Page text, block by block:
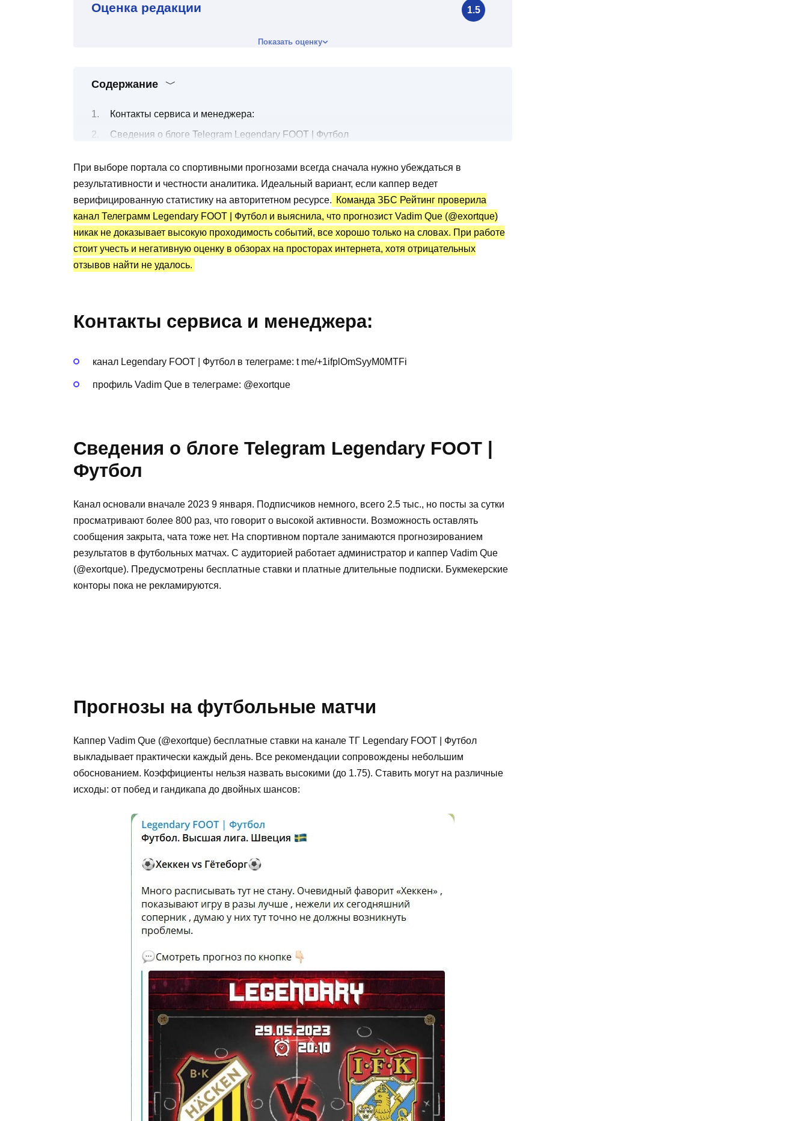
Оценка редакции 1.5
Показать оценку
Содержание
Контакты сервиса и менеджера:
Сведения о блоге Telegram Legendary FOOT | Футбол
Канал Telegram Legendary FOOT | Футбол: статистика и отзывы
При выборе портала со спортивными прогнозами всегда сначала нужно убеждаться в
результативности и честности аналитика. Идеальный вариант, если каппер ведет
верифицированную статистику на авторитетном ресурсе. Команда ЗБС Рейтинг проверила
канал Телеграмм Legendary FOOT | Футбол и выяснила, что прогнозист Vadim Que (@exortque)
никак не доказывает высокую проходимость событий, все хорошо только на словах. При работе
стоит учесть и негативную оценку в обзорах на просторах интернета, хотя отрицательных
отзывов найти не удалось.
Контакты сервиса и менеджера:
канал Legendary FOOT | Футбол в телеграме: t me/+1ifplOmSyyM0MTFi
профиль Vadim Que в телеграме: @exortque
Сведения о блоге Telegram Legendary FOOT |
Футбол
Канал основали вначале 2023 9 января. Подписчиков немного, всего 2.5 тыс., но посты за сутки
просматривают более 800 раз, что говорит о высокой активности. Возможность оставлять
сообщения закрыта, чата тоже нет. На спортивном портале занимаются прогнозированием
результатов в футбольных матчах. С аудиторией работает администратор и каппер Vadim Que
(@exortque). Предусмотрены бесплатные ставки и платные длительные подписки. Букмекерские
конторы пока не рекламируются.
Прогнозы на футбольные матчи
Каппер Vadim Que (@exortque) бесплатные ставки на канале ТГ Legendary FOOT | Футбол
выкладывает практически каждый день. Все рекомендации сопровождены небольшим
обоснованием. Коэффициенты нельзя назвать высокими (до 1.75). Ставить могут на различные
исходы: от побед и гандикапа до двойных шансов: